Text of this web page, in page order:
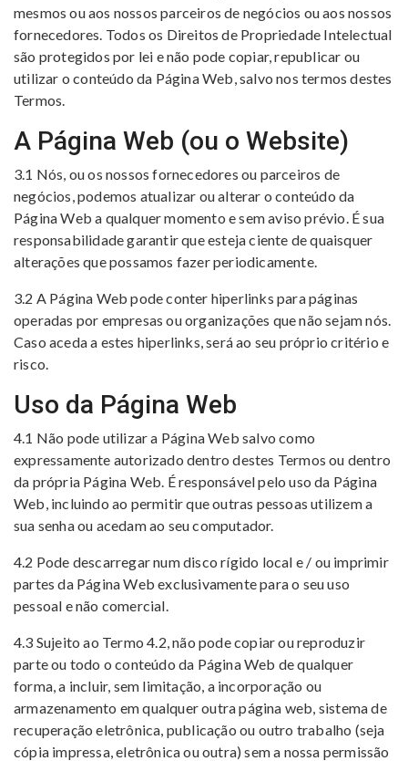
mesmos ou aos nossos parceiros de negócios ou aos nossos
fornecedores. Todos os Direitos de Propriedade Intelectual
são protegidos por lei e não pode copiar, republicar ou
utilizar o conteúdo da Página Web, salvo nos termos destes
Termos.
A Página Web (ou o Website)
3.1 Nós, ou os nossos fornecedores ou parceiros de
negócios, podemos atualizar ou alterar o conteúdo da
Página Web a qualquer momento e sem aviso prévio. É sua
responsabilidade garantir que esteja ciente de quaisquer
alterações que possamos fazer periodicamente.
3.2 A Página Web pode conter hiperlinks para páginas
operadas por empresas ou organizações que não sejam nós.
Caso aceda a estes hiperlinks, será ao seu próprio critério e
risco.
Uso da Página Web
4.1 Não pode utilizar a Página Web salvo como
expressamente autorizado dentro destes Termos ou dentro
da própria Página Web. É responsável pelo uso da Página
Web, incluindo ao permitir que outras pessoas utilizem a
sua senha ou acedam ao seu computador.
4.2 Pode descarregar num disco rígido local e / ou imprimir
partes da Página Web exclusivamente para o seu uso
pessoal e não comercial.
4.3 Sujeito ao Termo 4.2, não pode copiar ou reproduzir
parte ou todo o conteúdo da Página Web de qualquer
forma, a incluir, sem limitação, a incorporação ou
armazenamento em qualquer outra página web, sistema de
recuperação eletrônica, publicação ou outro trabalho (seja
cópia impressa, eletrônica ou outra) sem a nossa permissão